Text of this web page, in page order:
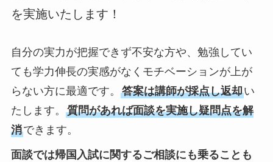
を実施いたします！
自分の実力が把握できず不安な方や、勉強してい
ても学力伸長の実感がなくモチベーションが上が
らない方に最適です。 答案は講師が採点し返却い
たします。 質問があれば面談を実施し疑問点を解
消できます。
面談では帰国入試に関するご相談にも乗ることも